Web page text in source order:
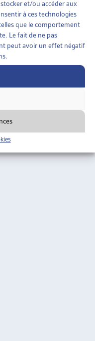
et/ou accéder aux
à ces technologies
que le comportement
Le fait de ne pas
peut avoir un effet négatif
»
ET
D’ENTRETIEN